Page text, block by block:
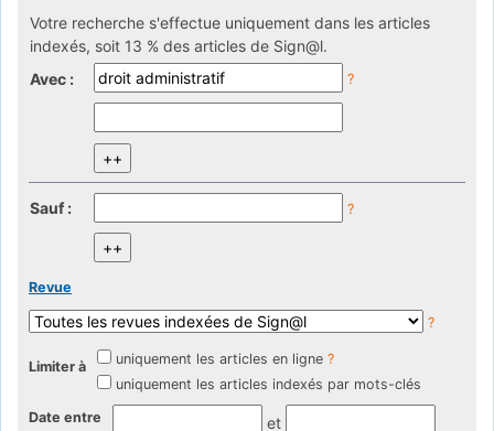
Votre recherche s'effectue uniquement dans les articles
indexés, soit 13 % des articles de Sign@l.
Avec :
?
Sauf : ?
Revue
?
Limiter à uniquement les articles en ligne ?
uniquement les articles indexés par mots-clés
Date entre et